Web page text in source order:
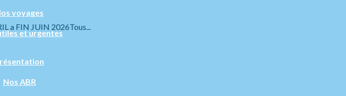
voyages
et urgentes
Nos ABR
a FIN JUIN 2026Tous...